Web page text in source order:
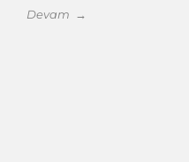
Devam →